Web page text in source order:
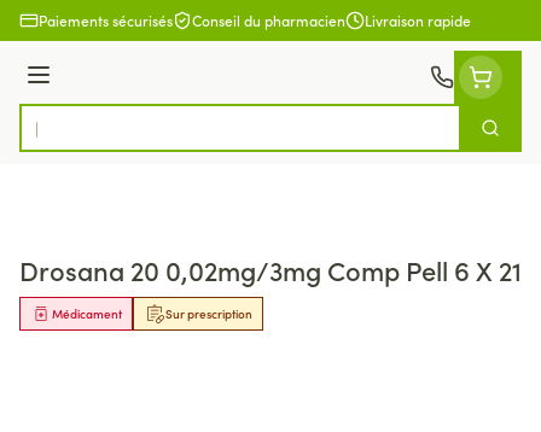
Aller au contenu
Paiements sécurisés Conseil du pharmacien Livraison rapide
Menu
Rechercher
Drosana 20 0,02mg/3mg Comp Pell 6 X 21
Sur prescription
Médicament